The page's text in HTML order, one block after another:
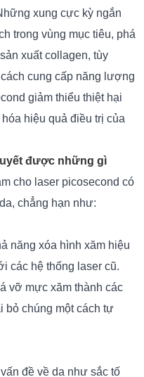
xung cực kỳ ngắn
trong vùng mục tiêu, phá
xuất collagen, tùy
cung cấp năng lượng
giảm thiểu thiệt hại
hiệu quả điều trị của
được những gì
cho laser picosecond có
chẳng hạn như:
năng xóa hình xăm hiệu
các hệ thống laser cũ.
vỡ mực xăm thành các
bỏ chúng một cách tự
đề về da như sắc tố